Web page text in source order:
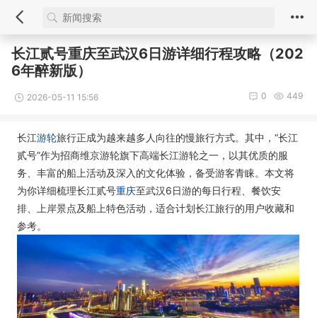
长江贰号重庆至武汉6日游详细行程攻略（202
6年醉新版）
2026-05-11 15:56 449
0
长江游轮旅行正成为越来越多人向往的慢旅行方式。其中，“长江
贰号”作为招商维京游轮旗下高端长江游轮之一，以其优质的服
务、丰富的船上活动及深入的文化体验，备受游客青睐。本文将
为你详细梳理长江贰号重庆至武汉6日游的每日行程、餐饮安
排、上岸景点及船上特色活动，适合计划长江旅行的用户收藏和
参考。